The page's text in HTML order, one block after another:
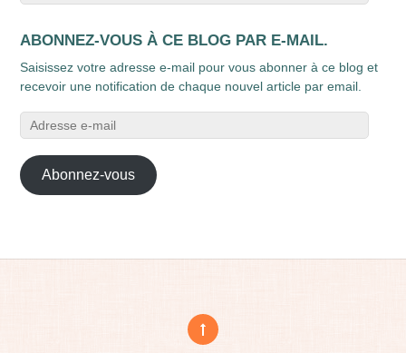
ABONNEZ-VOUS À CE BLOG PAR E-MAIL.
Saisissez votre adresse e-mail pour vous abonner à ce blog et
recevoir une notification de chaque nouvel article par email.
Adresse
e-
mail
Abonnez-vous